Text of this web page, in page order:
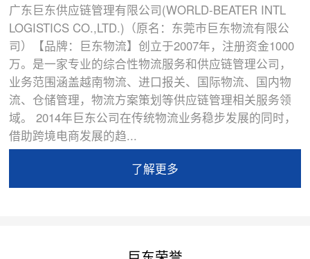
广东巨东供应链管理有限公司(WORLD-BEATER INTL
LOGISTICS CO.,LTD.)（原名：东莞市巨东物流有限公
司）【品牌：巨东物流】创立于2007年，注册资金1000
万。是一家专业的综合性物流服务和供应链管理公司，
业务范围涵盖越南物流、进口报关、国际物流、国内物
流、仓储管理，物流方案策划等供应链管理相关服务领
域。 2014年巨东公司在传统物流业务稳步发展的同时，
借助跨境电商发展的趋...
了解更多